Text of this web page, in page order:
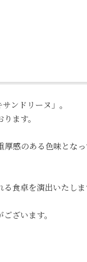
ンドリーヌ」。
ます。
感のある色味となっ
食卓を演出いたしま
ざいます。